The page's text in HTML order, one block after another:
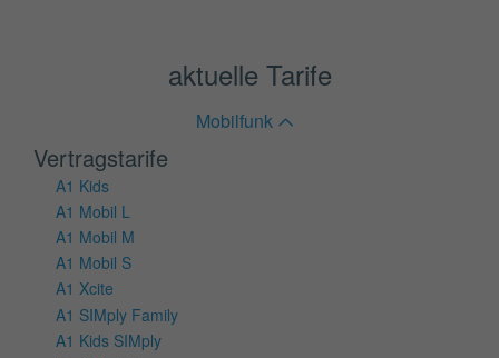
aktuelle Tarife
Mobilfunk
Vertragstarife
A1 Kids
A1 Mobil L
A1 Mobil M
A1 Mobil S
A1 Xcite
A1 SIMply Family
A1 Kids SIMply